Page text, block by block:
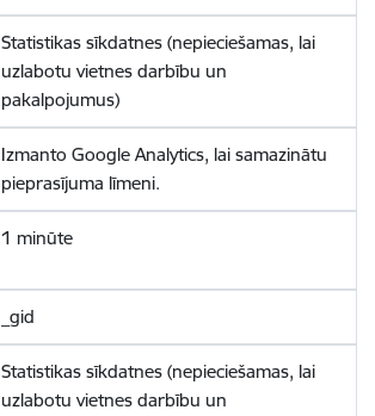
Statistikas sīkdatnes (nepieciešamas, lai
uzlabotu vietnes darbību un
pakalpojumus)
Izmanto Google Analytics, lai samazinātu
pieprasījuma līmeni.
1 minūte
_gid
Statistikas sīkdatnes (nepieciešamas, lai
uzlabotu vietnes darbību un